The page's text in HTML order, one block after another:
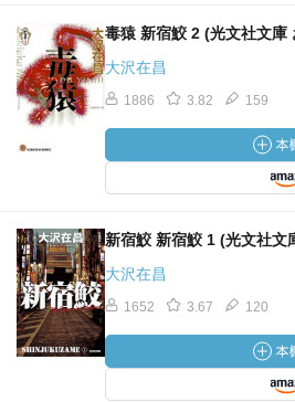
毒猿 新宿鮫 2 (光文社文庫
大沢在昌
1886 3.82 159
新宿鮫 新宿鮫 1 (光文社文
大沢在昌
1652 3.67 120